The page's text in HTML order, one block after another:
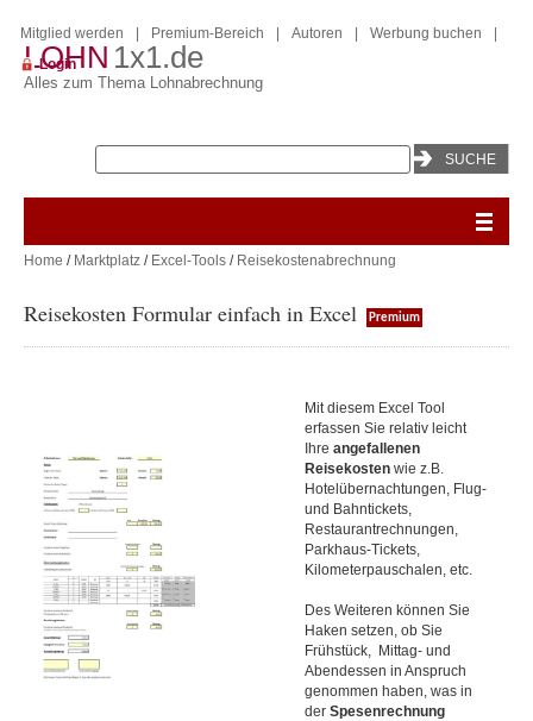
LOHN 1x1.de
Alles zum Thema Lohnabrechnung
Mitglied werden Premium-Bereich Autoren Werbung buchen
Login
Home / Marktplatz / Excel-Tools / Reisekostenabrechnung
Reisekosten Formular einfach in Excel Premium
Mit diesem Excel Tool
erfassen Sie relativ leicht
Ihre angefallenen
Reisekosten wie z.B.
Hotelübernachtungen, Flug-
und Bahntickets,
Restaurantrechnungen,
Parkhaus-Tickets,
Kilometerpauschalen, etc.
Des Weiteren können Sie
Haken setzen, ob Sie
Frühstück, Mittag- und
Abendessen in Anspruch
genommen haben, was in
der Spesenrechnung